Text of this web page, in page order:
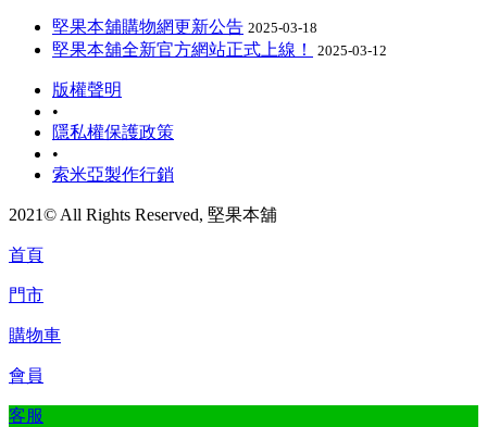
堅果本舖購物網更新公告 2025-03-18
堅果本舖全新官方網站正式上線！ 2025-03-12
版權聲明
•
隱私權保護政策
•
索米亞製作行銷
2021© All Rights Reserved, 堅果本舖
首頁
門市
購物車
會員
客服